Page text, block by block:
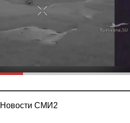
Новости СМИ2